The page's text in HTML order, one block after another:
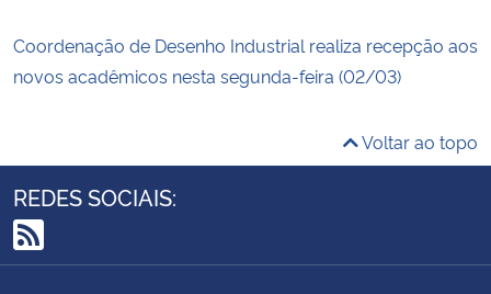
Coordenação de Desenho Industrial realiza recepção aos
novos acadêmicos nesta segunda-feira (02/03)
Voltar ao topo
REDES SOCIAIS:
RSS